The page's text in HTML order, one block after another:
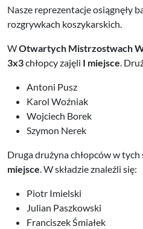
Nasze reprezentacje osiągnęły
rozgrywkach koszykarskich.
WOtwartych Mistrzostwach
3x3chłopcy zajęli I miejsce.
Antoni Pusz
Karol Woźniak
Wojciech Borek
Szymon Nerek
Druga drużyna chłopców w tych
miejsce. W składzie znaleźli się:
Piotr Imielski
Julian Paszkowski
Franciszek Śmiałek